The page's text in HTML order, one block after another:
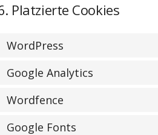
Platzierte Cookies
WordPress
Google Analytics
Wordfence
Google Fonts